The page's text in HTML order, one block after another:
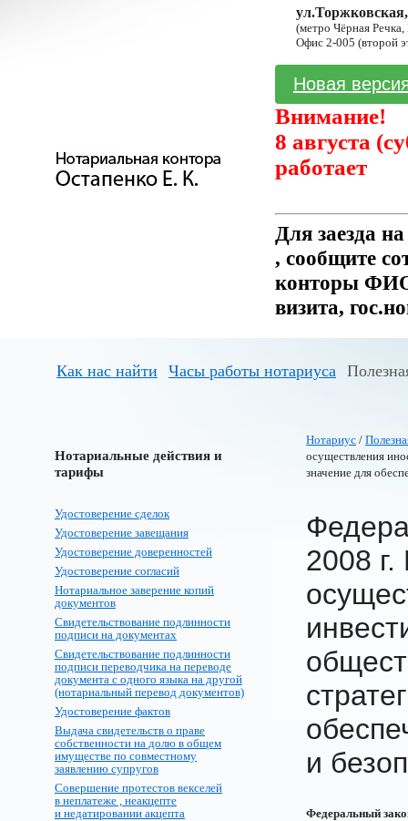
(метро Чёрная
Офис 2-005 (второй
Новая
Внимание!
8 августа
работает
Для заезда
, сообщите
конторы ФИО
визита,
Как нас найти Часы работы нотариуса
Нотариальные действия и
тарифы
Удостоверение сделок
Удостоверение завещания
Удостоверение доверенностей
Удостоверение согласий
Нотариальное заверение копий
документов
Свидетельствование подлинности
подписи на документах
Свидетельствование подлинности
подписи переводчика на переводе
документа с одного языка на другой
(нотариальный перевод документов)
Удостоверение фактов
Выдача свидетельств о праве
собственности на долю в общем
имуществе по совместному
заявлению супругов
Совершение протестов векселей
в неплатеже , неакцепте
и недатировании акцепта
Нотариус /
осуществления
значение для
2008
и
Федеральный